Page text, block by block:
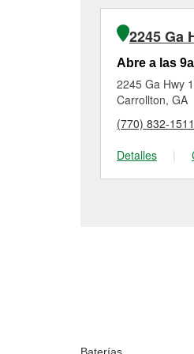
2245 Ga
Abre a las
2245 Ga Hwy
Carrollton, GA
(770) 832-1511
Detalles
|